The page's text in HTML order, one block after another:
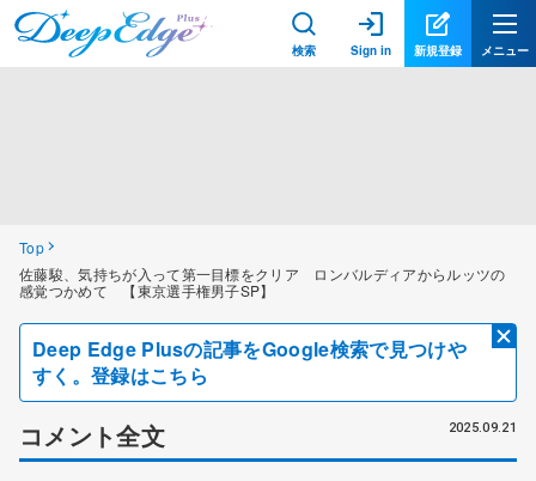
検索 Sign in 新規登録 メニュー
Top
佐藤駿、気持ちが入って第一目標をクリア ロンバルディアからルッツの
感覚つかめて 【東京選手権男子SP】
Deep Edge Plusの記事をGoogle検索で見つけや
すく。登録はこちら
コメント全文 2025.09.21